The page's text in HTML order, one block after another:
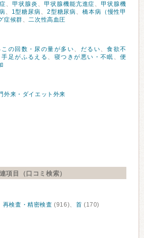
、 甲状腺炎 、 甲状腺機能亢進症、甲状腺機
、 1型糖尿病、 2型糖尿病、橋本病（慢性甲
症候群、二次性高血圧
この回数・尿の量が多い、 だるい、食欲不
手足がふるえる 、 寝つきが悪い・不眠 、便
外来・ダイエット外来
項目（口コミ検索）
再検査・精密検査 (916)、 首 (170)